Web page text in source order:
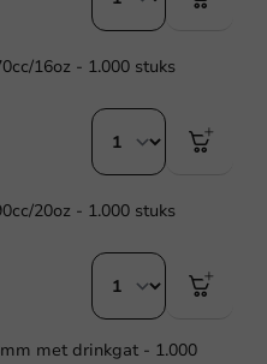
16oz - 1.000 stuks
20oz - 1.000 stuks
met drinkgat - 1.000